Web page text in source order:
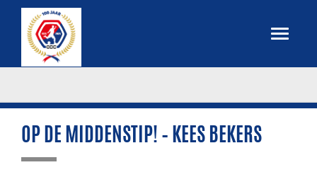
OP DE MIDDENSTIP! – KEES BEKERS